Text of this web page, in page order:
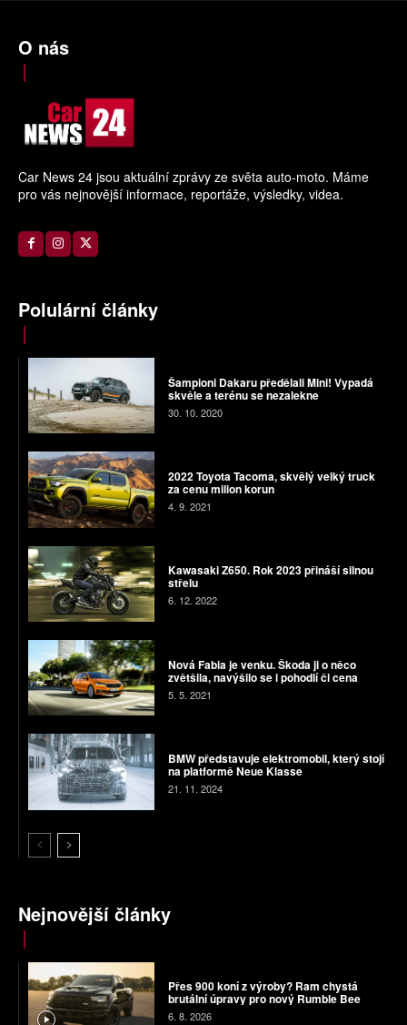
O nás
Car News 24 jsou aktuální zprávy ze světa auto-moto. Máme
pro vás nejnovější informace, reportáže, výsledky, videa.
Polulární články
Šampioni Dakaru předělali Mini! Vypadá
skvěle a terénu se nezalekne
30. 10. 2020
2022 Toyota Tacoma, skvělý velký truck
za cenu milion korun
4. 9. 2021
Kawasaki Z650. Rok 2023 přináší silnou
střelu
6. 12. 2022
Nová Fabia je venku. Škoda ji o něco
zvětšila, navýšilo se i pohodlí či cena
5. 5. 2021
BMW představuje elektromobil, který stojí
na platformě Neue Klasse
21. 11. 2024
Nejnovější články
Přes 900 koní z výroby? Ram chystá
brutální úpravy pro nový Rumble Bee
6. 8. 2026